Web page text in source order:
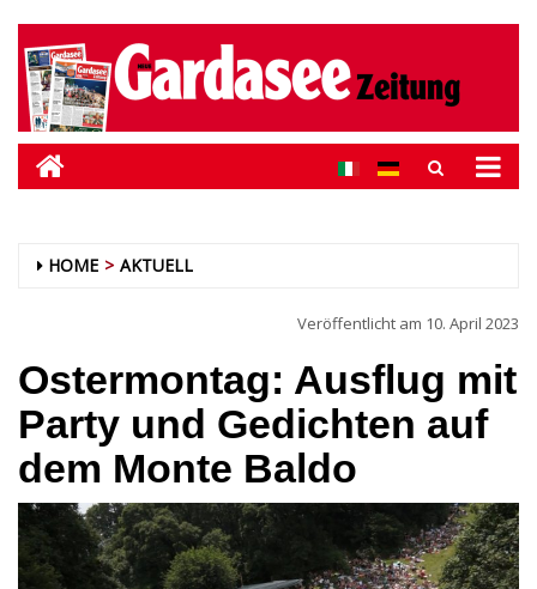
HOME AKTUELL
Veröffentlicht am 10. April 2023
Ostermontag: Ausflug mit
Party und Gedichten auf
dem Monte Baldo